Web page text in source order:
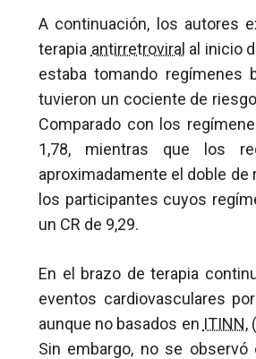
A continuación, los autores
terapia antirretroviral al inicio
estaba tomando regímenes
tuvieron un cociente de
Comparado con los
1,78, mientras que los
aproximadamente el doble de
los participantes cuyos
un CR de 9,29.
En el brazo de terapia
eventos cardiovasculares
aunque no basados en ITINN,
Sin embargo, no se